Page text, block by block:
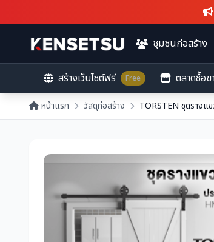
ชุมชนก่อสร้าง
สร้างเว็บไซต์ฟรี Free ตลาดซื้อข
หน้าแรก วัสดุก่อสร้าง TORSTEN ชุดรางแ